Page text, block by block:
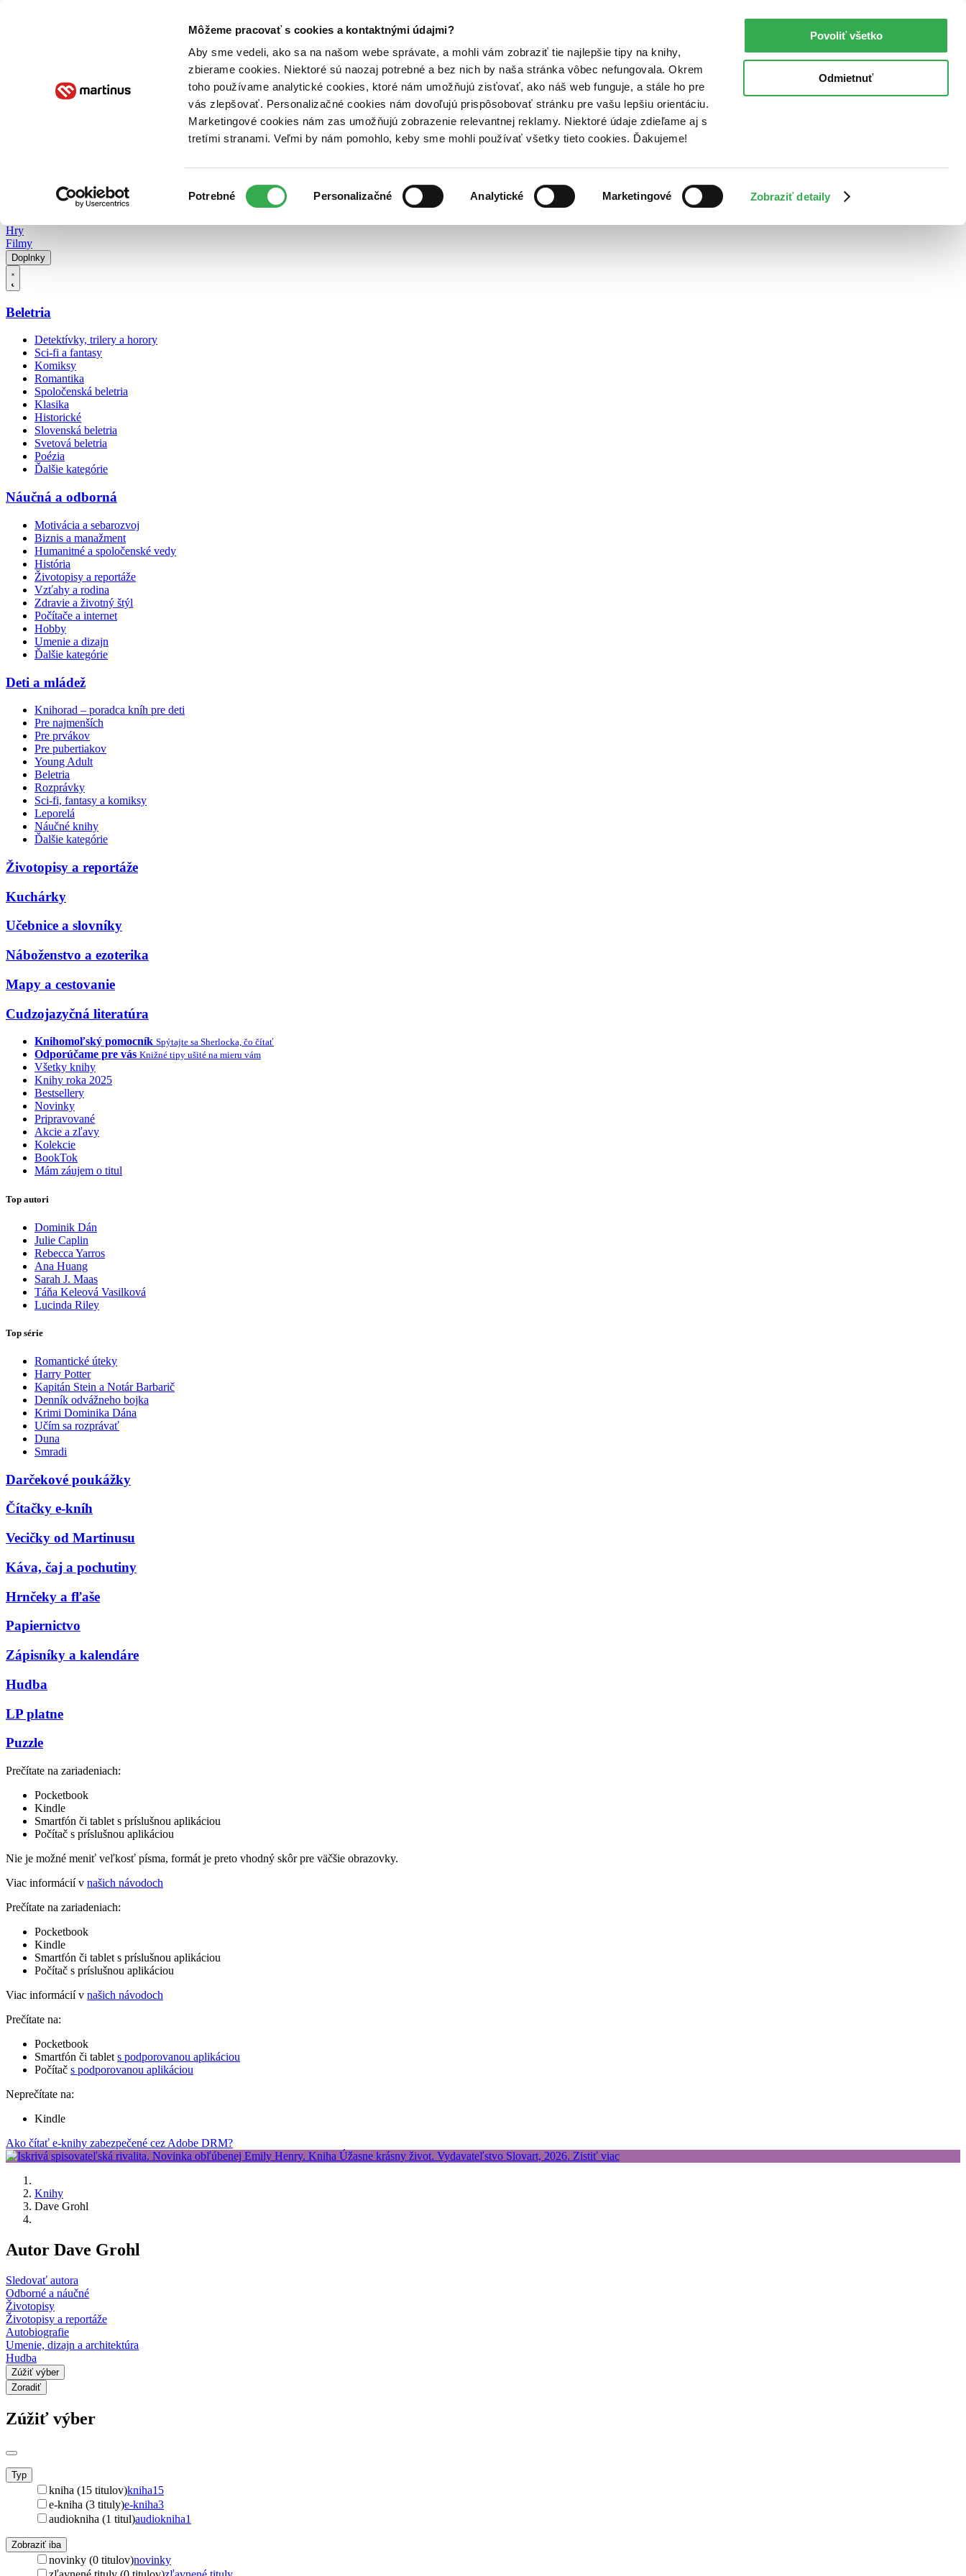
Môžeme pracovať s cookies a kontaktnými údajmi?
Aby sme vedeli, ako sa na našom webe správate, a mohli vám zobraziť tie najlepšie tipy na knihy,
zbierame cookies. Niektoré sú naozaj potrebné a bez nich by naša stránka vôbec nefungovala. Okrem
toho používame analytické cookies, ktoré nám umožňujú zisťovať, ako náš web funguje, a stále ho pre
vás zlepšovať. Personalizačné cookies nám dovoľujú prispôsobovať stránku pre vašu lepšiu orientáciu.
Marketingové cookies nám zas umožňujú zobrazenie relevantnej reklamy. Niektoré údaje zdieľame aj s
tretími stranami. Veľmi by nám pomohlo, keby sme mohli používať všetky tieto cookies. Ďakujeme!
súhlasu
Potrebné Personalizačné Analytické Marketingové Zobraziť detaily
Povoliť všetko
Odmietnuť
Poukážky Kontakt
Hry
Filmy
Doplnky
Beletria
Detektívky, trilery a horory
Sci-fi a fantasy
Komiksy
Romantika
Spoločenská beletria
Klasika
Historické
Slovenská beletria
Svetová beletria
Poézia
Ďalšie kategórie
Náučná a odborná
Motivácia a sebarozvoj
Biznis a manažment
Humanitné a spoločenské vedy
História
Životopisy a reportáže
Vzťahy a rodina
Zdravie a životný štýl
Počítače a internet
Hobby
Umenie a dizajn
Ďalšie kategórie
Deti a mládež
Knihorad – poradca kníh pre deti
Pre najmenších
Pre prvákov
Pre pubertiakov
Young Adult
Beletria
Rozprávky
Sci-fi, fantasy a komiksy
Leporelá
Náučné knihy
Ďalšie kategórie
Životopisy a reportáže
Kuchárky
Učebnice a slovníky
Náboženstvo a ezoterika
Mapy a cestovanie
Cudzojazyčná literatúra
Knihomoľský pomocník Spýtajte sa Sherlocka, čo čítať
Odporúčame pre vás Knižné tipy ušité na mieru vám
Všetky knihy
Knihy roka 2025
Bestsellery
Novinky
Pripravované
Akcie a zľavy
Kolekcie
BookTok
Mám záujem o titul
Top autori
Dominik Dán
Julie Caplin
Rebecca Yarros
Ana Huang
Sarah J. Maas
Táňa Keleová Vasilková
Lucinda Riley
Top série
Romantické úteky
Harry Potter
Kapitán Stein a Notár Barbarič
Denník odvážneho bojka
Krimi Dominika Dána
Učím sa rozprávať
Duna
Smradi
Darčekové poukážky
Čítačky e-kníh
Vecičky od Martinusu
Káva, čaj a pochutiny
Hrnčeky a fľaše
Papiernictvo
Zápisníky a kalendáre
Hudba
LP platne
Puzzle
Prečítate na zariadeniach:
Pocketbook
Kindle
Smartfón či tablet s príslušnou aplikáciou
Počítač s príslušnou aplikáciou
Nie je možné meniť veľkosť písma, formát je preto vhodný skôr pre väčšie obrazovky.
Viac informácií v našich návodoch
Prečítate na zariadeniach:
Pocketbook
Kindle
Smartfón či tablet s príslušnou aplikáciou
Počítač s príslušnou aplikáciou
Viac informácií v našich návodoch
Prečítate na:
Pocketbook
Smartfón či tablet s podporovanou aplikáciou
Počítač s podporovanou aplikáciou
Neprečítate na:
Kindle
Ako čítať e-knihy zabezpečené cez Adobe DRM?
Knihy
Dave Grohl
Autor Dave Grohl
Sledovať autora
Odborné a náučné
Životopisy
Životopisy a reportáže
Autobiografie
Umenie, dizajn a architektúra
Hudba
Zúžiť výber
Zoradiť
Zúžiť výber
Typ
kniha (15 titulov)kniha15
e-kniha (3 tituly)e-kniha3
audiokniha (1 titul)audiokniha1
Zobraziť iba
novinky (0 titulov)novinky